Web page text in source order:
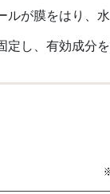
が膜をはり、
し、有効成分を